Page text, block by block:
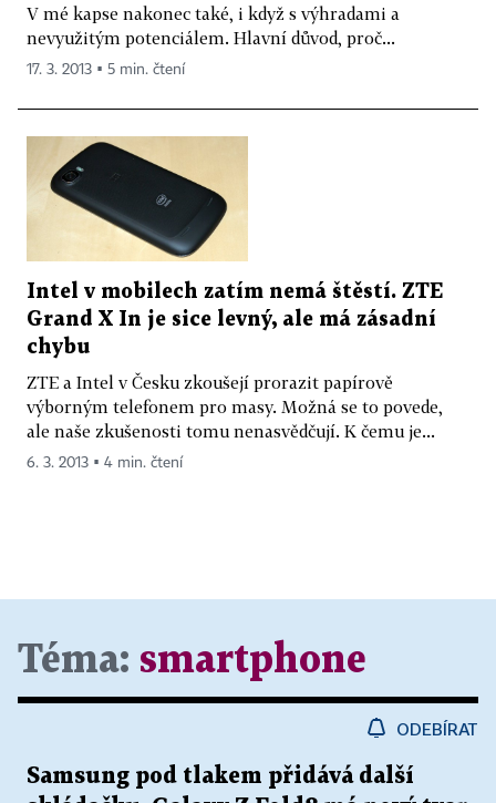
V mé kapse nakonec také, i když s výhradami a
nevyužitým potenciálem. Hlavní důvod, proč...
17. 3. 2013 ▪ 5 min. čtení
Intel v mobilech zatím nemá štěstí. ZTE
Grand X In je sice levný, ale má zásadní
chybu
ZTE a Intel v Česku zkoušejí prorazit papírově
výborným telefonem pro masy. Možná se to povede,
ale naše zkušenosti tomu nenasvědčují. K čemu je...
6. 3. 2013 ▪ 4 min. čtení
Téma: smartphone
ODEBÍRAT
Samsung pod tlakem přidává další